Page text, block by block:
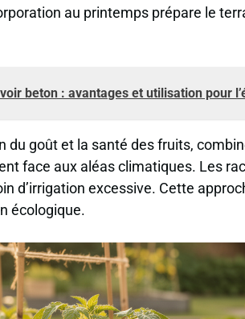
au printemps prépare le
beton : avantages et utilisation pour
du goût et la santé des fruits,
face aux aléas climatiques. Les
d’irrigation excessive. Cette
écologique.